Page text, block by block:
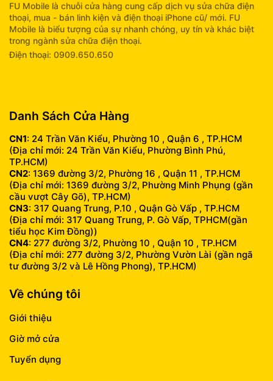
FU Mobile là chuỗi cửa hàng cung cấp dịch vụ sửa chữa điện
thoại, mua - bán linh kiện và điện thoại iPhone cũ/ mới. FU
Mobile là biểu tượng của sự nhanh chóng, uy tín và khác biệt
trong ngành sửa chữa điện thoại.
Điện thoại: 0909.650.650
Danh Sách Cửa Hàng
CN1: 24 Trần Văn Kiểu, Phường 10 , Quận 6 , TP.HCM
(Địa chỉ mới: 24 Trần Văn Kiểu, Phường Bình Phú,
TP.HCM)
CN2: 1369 đường 3/2, Phường 16 , Quận 11 , TP.HCM
(Địa chỉ mới: 1369 đường 3/2, Phường Minh Phụng (gần
cầu vượt Cây Gõ), TP.HCM)
CN3: 317 Quang Trung, P.10 , Quận Gò Vấp , TP.HCM
(Địa chỉ mới: 317 Quang Trung, P. Gò Vấp, TPHCM(gần
tiểu học Kim Đồng))
CN4: 277 đường 3/2, Phường 10 , Quận 10 , TP.HCM
(Địa chỉ mới: 277 đường 3/2, Phường Vườn Lài (gần ngã
tư đường 3/2 và Lê Hồng Phong), TP.HCM)
Về chúng tôi
Giới thiệu
Giờ mở cửa
Tuyển dụng